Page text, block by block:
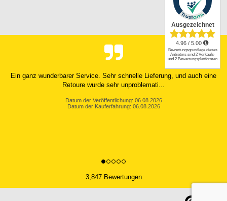
Ein ganz wunderbarer Service. Sehr schnelle Lieferung, und auch eine
Retoure wurde sehr unproblemati...
Datum der Veröffentlichung: 06.08.2026
Datum der Kauferfahrung: 06.08.2026
3,847 Bewertungen